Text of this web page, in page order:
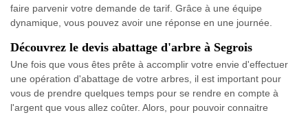
faire parvenir votre demande de tarif. Grâce à une équipe
dynamique, vous pouvez avoir une réponse en une journée.
Découvrez le devis abattage d'arbre à Segrois
Une fois que vous êtes prête à accomplir votre envie d'effectuer
une opération d'abattage de votre arbres, il est important pour
vous de prendre quelques temps pour se rendre en compte à
l'argent que vous allez coûter. Alors, pour pouvoir connaitre